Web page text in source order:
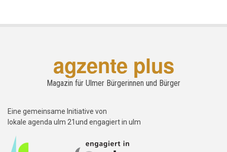
agzente plus
Magazin für Ulmer Bürgerinnen und Bürger
Eine gemeinsame Initiative von
lokale agenda ulm 21und engagiert in ulm